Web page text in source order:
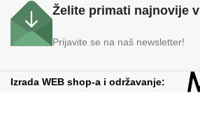
Želite primati najnovije
Prijavite se na naš newsletter!
Izrada WEB shop-a i održavanje: